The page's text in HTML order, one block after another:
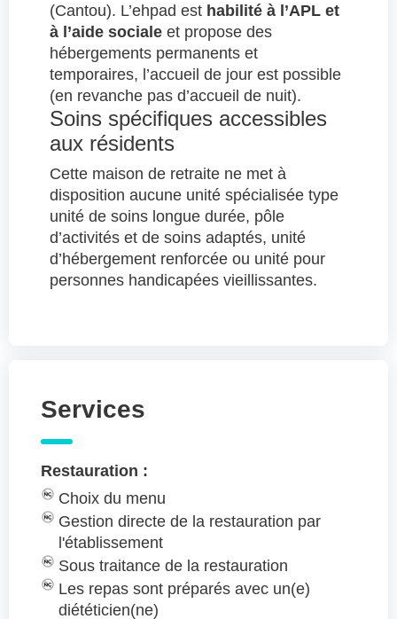
(Cantou). L’ehpad est habilité à l’APL et
à l’aide sociale et propose des
hébergements permanents et
temporaires, l’accueil de jour est possible
(en revanche pas d’accueil de nuit).
Soins spécifiques accessibles
aux résidents
Cette maison de retraite ne met à
disposition aucune unité spécialisée type
unité de soins longue durée, pôle
d’activités et de soins adaptés, unité
d’hébergement renforcée ou unité pour
personnes handicapées vieillissantes.
Services
Restauration :
Choix du menu
Gestion directe de la restauration par
l'établissement
Sous traitance de la restauration
Les repas sont préparés avec un(e)
diététicien(ne)